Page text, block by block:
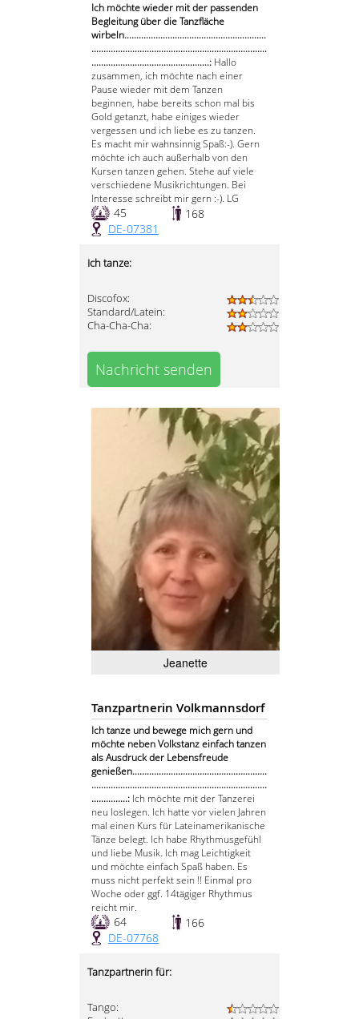
Ich möchte wieder mit der passenden
Begleitung über die Tanzfläche
wirbeln...........................................................
.........................................................................
.................................................: Hallo
zusammen, ich möchte nach einer
Pause wieder mit dem Tanzen
beginnen, habe bereits schon mal bis
Gold getanzt, habe einiges wieder
vergessen und ich liebe es zu tanzen.
Es macht mir wahnsinnig Spaß:-). Gern
möchte ich auch außerhalb von den
Kursen tanzen gehen. Stehe auf viele
verschiedene Musikrichtungen. Bei
Interesse schreibt mir gern :-). LG
45
168
DE-07381
Ich tanze:
Discofox:
Standard/Latein:
Cha-Cha-Cha:
Nachricht senden
Jeanette
Tanzpartnerin Volkmannsdorf
Ich tanze und bewege mich gern und
möchte neben Volkstanz einfach tanzen
als Ausdruck der Lebensfreude
genießen........................................................
.........................................................................
...............: Ich möchte mit der Tanzerei
neu loslegen. Ich hatte vor vielen Jahren
mal einen Kurs für Lateinamerikanische
Tänze belegt. Ich habe Rhythmusgefühl
und liebe Musik. Ich mag Leichtigkeit
und möchte einfach Spaß haben. Es
muss nicht perfekt sein !! Einmal pro
Woche oder ggf. 14tägiger Rhythmus
reicht mir.
64
166
DE-07768
Tanzpartnerin für:
Tango: